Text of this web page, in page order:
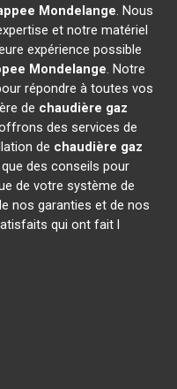
Mondelange. Nous
et notre matériel
expérience possible
Mondelange. Notre
répondre à toutes vos
de chaudière gaz
des services de
de chaudière gaz
que des conseils pour
de votre système de
nos garanties et de nos
qui ont fait l